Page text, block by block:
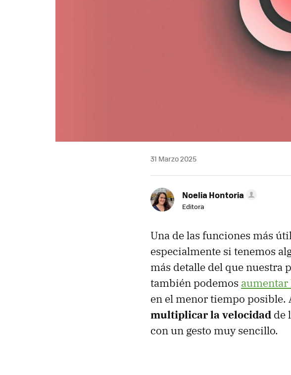
31 Marzo 2025
Noelia Hontoria
Editora
Una de las funciones más
especialmente si tenemos
más detalle del que nuestra
también podemos aumentar
en el menor tiempo posible.
multiplicar la velocidad de
con un gesto muy sencillo.